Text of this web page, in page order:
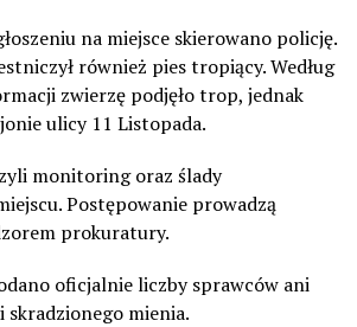
na miejsce skierowano policję.
również pies tropiący. Według
zwierzę podjęło trop, jednak
ulicy 11 Listopada.
monitoring oraz ślady
Postępowanie prowadzą
prokuratury.
oficjalnie liczby sprawców ani
skradzionego mienia.